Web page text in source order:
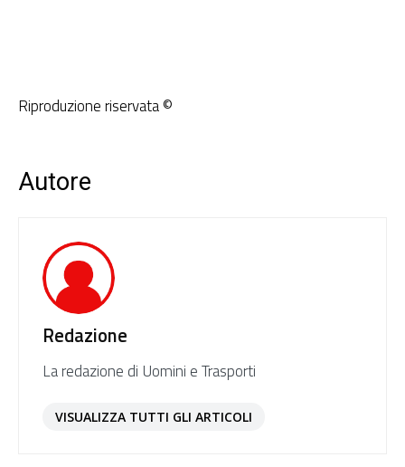
Riproduzione riservata ©
Autore
Redazione
La redazione di Uomini e Trasporti
VISUALIZZA TUTTI GLI ARTICOLI